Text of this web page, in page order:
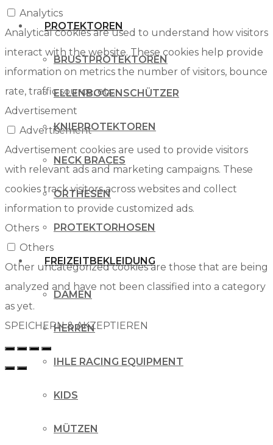
PROTEKTOREN
BRUSTPROTEKTOREN
ELLENBOGENSCHÜTZER
KNIEPROTEKTOREN
NECK BRACES
ORTHESEN
PROTEKTORHOSEN
FREIZEITBEKLEIDUNG
DAMEN
HERREN
IHLE RACING EQUIPMENT
KIDS
MÜTZEN
Analytics
Analytical cookies are used to understand how visitors
interact with the website. These cookies help provide
information on metrics the number of visitors, bounce
rate, traffic source, etc.
Advertisement
Advertisement
Advertisement cookies are used to provide visitors
with relevant ads and marketing campaigns. These
cookies track visitors across websites and collect
information to provide customized ads.
Others
Others
Other uncategorized cookies are those that are being
analyzed and have not been classified into a category
as yet.
SPEICHERN & AKZEPTIEREN